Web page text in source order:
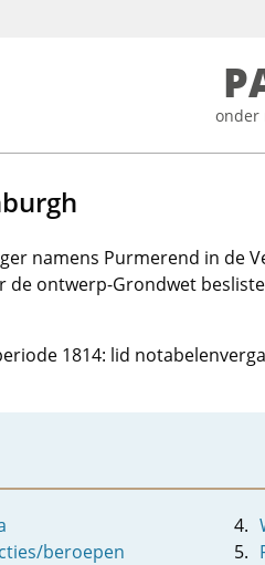
onder
namens Purmerend in de
de ontwerp-Grondwet
1814: lid
beroepen